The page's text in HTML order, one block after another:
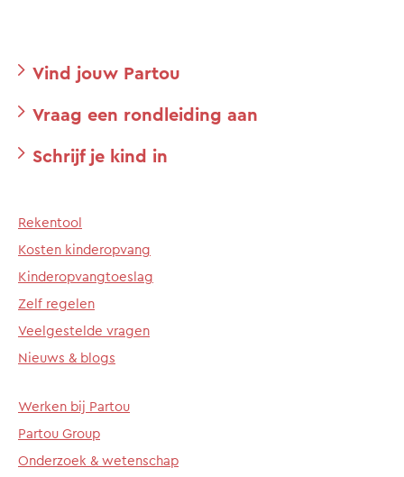
Vind jouw Partou
Vraag een rondleiding aan
Schrijf je kind in
Rekentool
Kosten kinderopvang
Kinderopvangtoeslag
Zelf regelen
Veelgestelde vragen
Nieuws & blogs
Werken bij Partou
Partou Group
Onderzoek & wetenschap